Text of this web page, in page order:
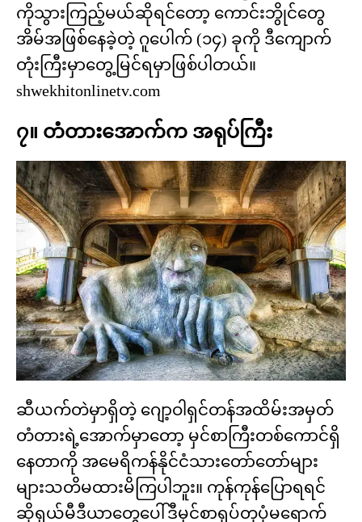
ကိုသွားကြည့်မယ်ဆိုရင်တော့ ကောင်းဘွိုင်တွေ
အိမ်အဖြစ်နေခဲ့တဲ့ ဂူပေါက် (၁၄) ခုကို ဒီကျောက်
တုံးကြီးမှာတွေ့မြင်ရမှာဖြစ်ပါတယ်။
shwekhitonlinetv.com
၇။ တံတားအောက်က အရုပ်ကြီး
ဆီယက်တဲမှာရှိတဲ့ ဂျော့ဝါရှင်တန်အထိမ်းအမှတ်
တံတားရဲ့အောက်မှာတော့ မှင်စာကြီးတစ်ကောင်ရှိ
နေတာကို အမေရိကန်နိုင်ငံသားတော်တော်များ
များသတိမထားမိကြပါဘူး။ ကုန်ကုန်ပြောရရင်
ဆိုရှယ်မီဒီယာတွေပေါ်ဒီမှင်စာရုပ်တုပုံမရောက်